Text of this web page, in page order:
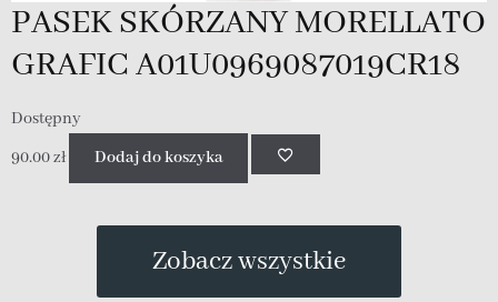
PASEK SKÓRZANY MORELLATO
GRAFIC A01U0969087019CR18
Dostępny
90.00zł Dodaj do koszyka
Zobacz wszystkie